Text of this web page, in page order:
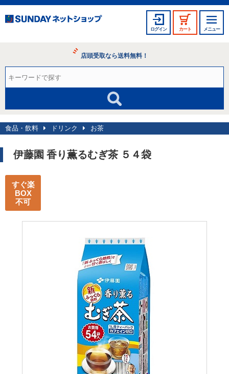
ログイン カート メニュー
店頭受取なら送料無料！
食品・飲料 ドリンク お茶
伊藤園 香り薫るむぎ茶 ５４袋
すぐ楽
BOX
不可